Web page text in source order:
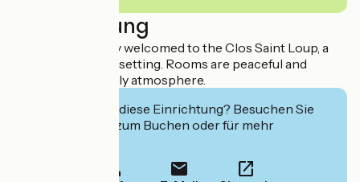
Beschreibung
Guests are warmly welcomed to the Clos Saint Loup, a
hotel in a modern setting. Rooms are peaceful and
comfortable. Family atmosphere.
Interessiert Sie diese Einrichtung? Besuchen Sie
deren Website zum Buchen oder für mehr